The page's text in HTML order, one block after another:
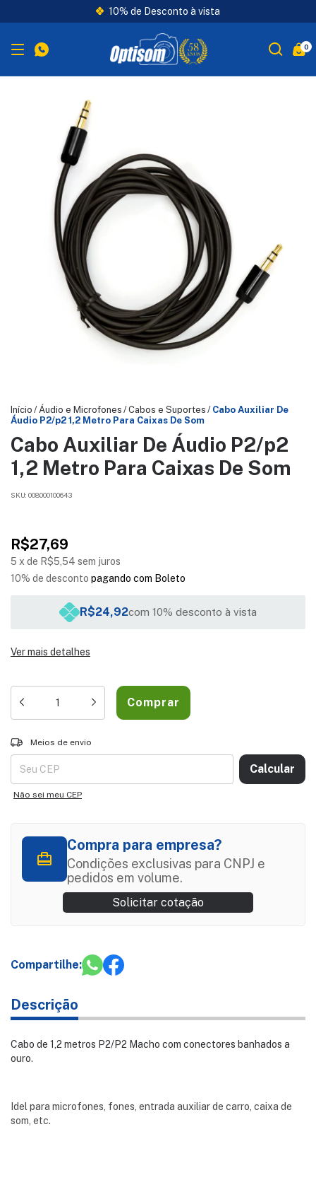
10% de Desconto à vista
0
Início /Áudio e Microfones /Cabos e Suportes / Cabo Auxiliar De
Áudio P2/p2 1,2 Metro Para Caixas De Som
Cabo Auxiliar De Áudio P2/p2
1,2 Metro Para Caixas De Som
SKU: 008000100643
5 x de R$5,54 sem juros
10% de desconto pagando com Boleto
R$24,92com 10% desconto à vista
Ver mais detalhes
R$27,69
Entregas para o CEP:
Meios de envio
Calcular
Não sei meu CEP
Compra para empresa?
Condições exclusivas para CNPJ e
pedidos em volume.
Solicitar cotação
Compartilhe:
Descrição
Cabo de 1,2 metros P2/P2 Macho com conectores banhados a
ouro.
Idel para microfones, fones, entrada auxiliar de carro, caixa de
som, etc.